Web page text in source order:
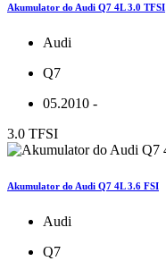
Akumulator do Audi Q7 4L 3.0 TFSI
Audi
Q7
05.2010 -
3.0 TFSI
Akumulator do Audi Q7 4L 3.6 FSI
Audi
Q7